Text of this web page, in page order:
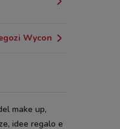
Wycon
make up,
idee regalo e